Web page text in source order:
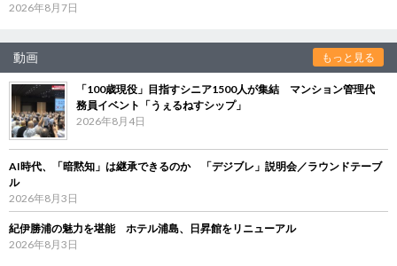
2026年8月7日
動画 もっと見る
「100歳現役」目指すシニア1500人が集結 マンション管理代
務員イベント「うぇるねすシップ」
2026年8月4日
AI時代、「暗黙知」は継承できるのか 「デジブレ」説明会／ラウンドテーブ
ル
2026年8月3日
紀伊勝浦の魅力を堪能 ホテル浦島、日昇館をリニューアル
2026年8月3日